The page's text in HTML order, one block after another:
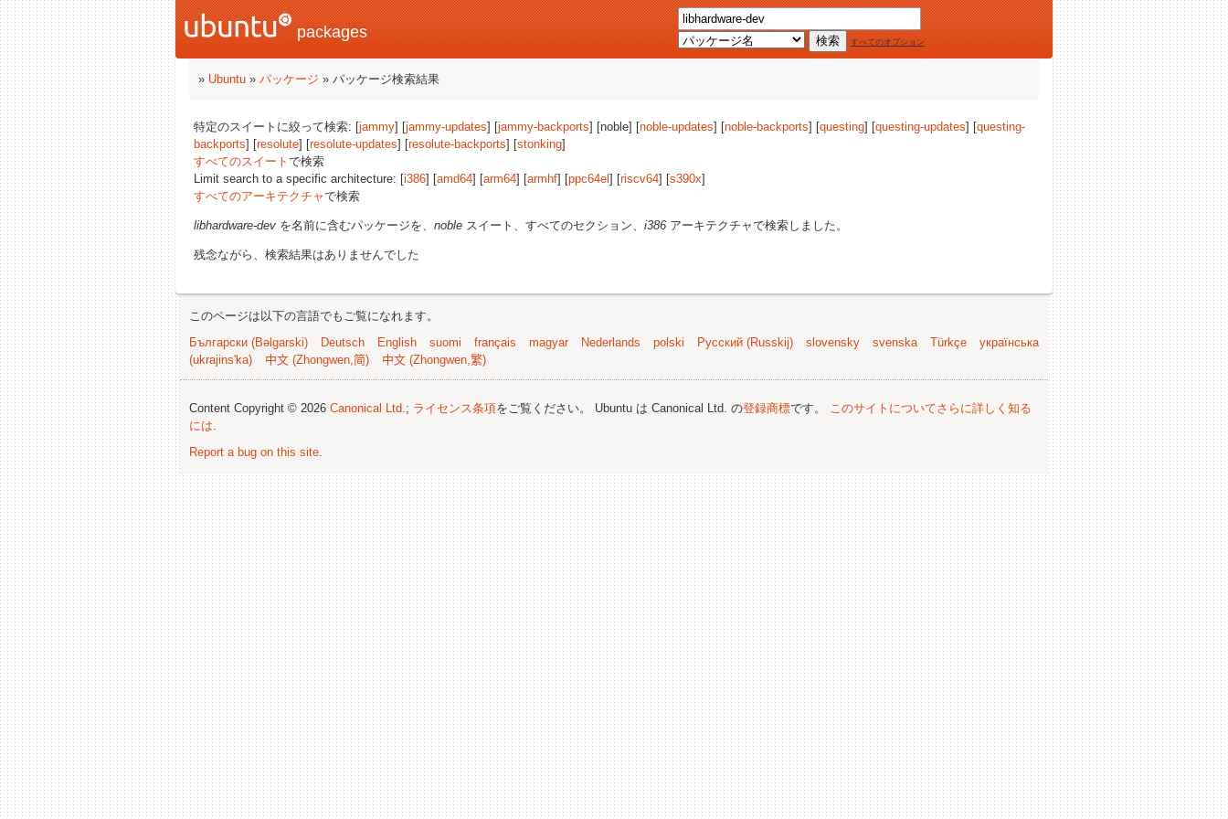
packages
すべてのオプション
» Ubuntu » パッケージ » パッケージ検索結果
特定のスイートに絞って検索: [jammy] [jammy-updates] [jammy-backports] [noble] [noble-updates] [noble-backports] [questing] [questing-updates] [questing-
backports] [resolute] [resolute-updates] [resolute-backports] [stonking]
すべてのスイート で検索
Limit search to a specific architecture: [i386] [amd64] [arm64] [armhf] [ppc64el ] [riscv64] [s390x]
すべてのアーキテクチャで検索
libhardware-dev を名前に含むパッケージを、 noble スイート、すべてのセクション、 i386 アーキテクチャで検索しました。
残念ながら、検索結果はありませんでした
このページは以下の言語でもご覧になれます。
Български (Bəlgarski)
Deutsch English suomi français magyar Nederlands polski Русский (Russkij) slovensky svenska Türkçe
українська
(ukrajins'ka)
中文 (Zhongwen,简) 中文 (Zhongwen,繁)
Content Copyright © 2026 Canonical Ltd.; ライセンス条項をご覧ください。 Ubuntu は Canonical Ltd. の登録商標です。 このサイトについてさらに詳しく知る
には.
Report a bug on this site.